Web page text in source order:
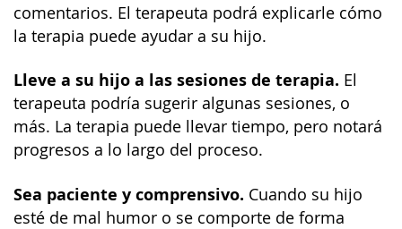
comentarios. El terapeuta podrá explicarle cómo
la terapia puede ayudar a su hijo.
Lleve a su hijo a las sesiones de terapia. El
terapeuta podría sugerir algunas sesiones, o
más. La terapia puede llevar tiempo, pero notará
progresos a lo largo del proceso.
Sea paciente y comprensivo. Cuando su hijo
esté de mal humor o se comporte de forma